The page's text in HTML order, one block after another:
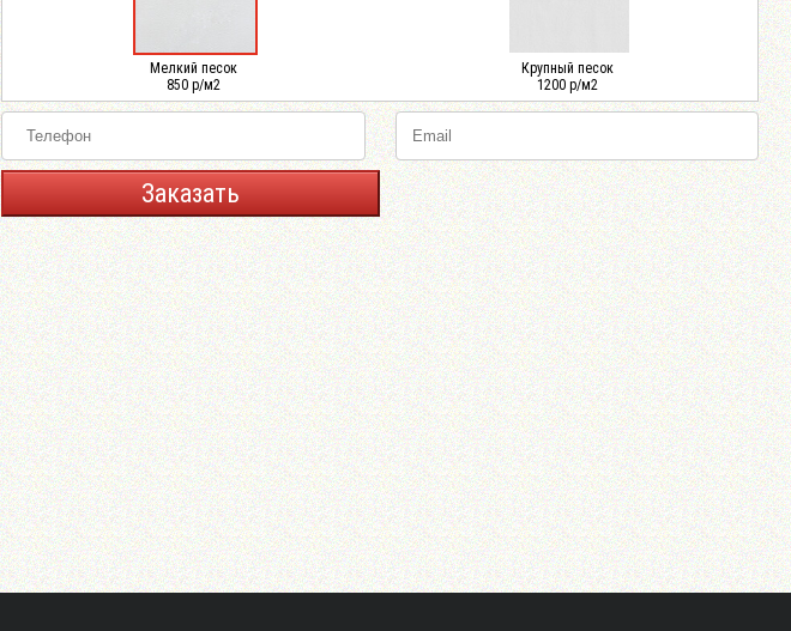
Мелкий песок
850 р/м2
Крупный песок
1200 р/м2
Заказать